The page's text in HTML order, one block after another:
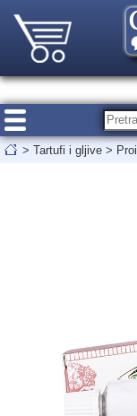
> Tartufi i gljive >